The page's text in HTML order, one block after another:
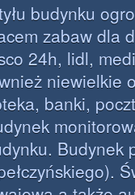
budynku
zabaw dla
24h, lidl,
niewielkie
banki,
Budynek